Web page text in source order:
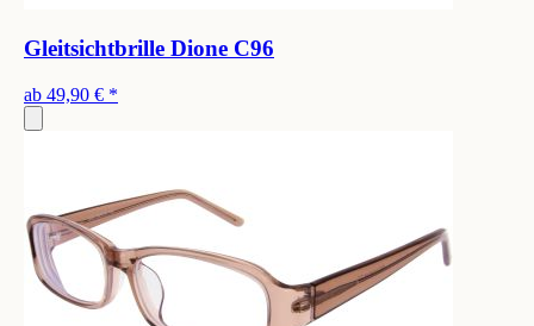
Gleitsichtbrille Dione C96
ab 49,90 € *